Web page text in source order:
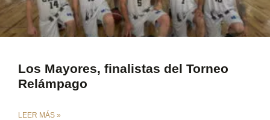
Los Mayores, finalistas del Torneo
Relámpago
LEER MÁS »